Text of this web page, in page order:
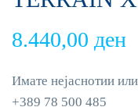
8.440,00 ден
Имате нејаснотии
+389 78 500 485